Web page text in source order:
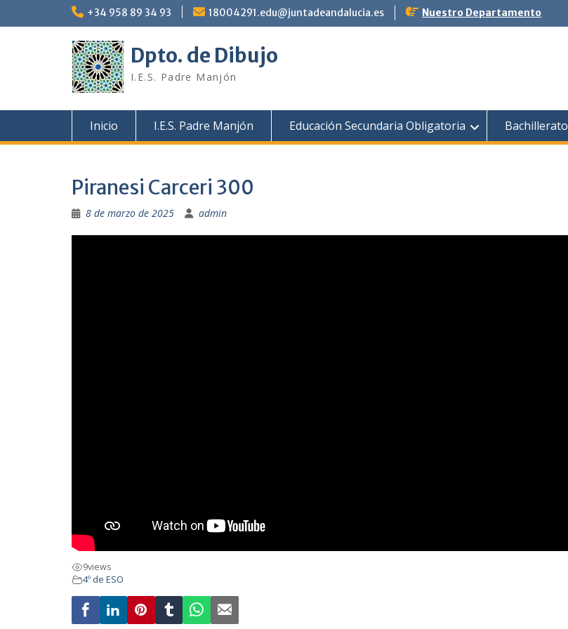
+34 958 89 34 93 18004291.edu@juntadeandalucia.es Nuestro Departamento
Dpto. de Dibujo
I.E.S. Padre Manjón
Inicio I.E.S. Padre Manjón Educación Secundaria Obligatoria Bachillerato
Piranesi Carceri 300
8 de marzo de 2025 admin
9views
4º de ESO